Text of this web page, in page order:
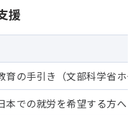
援
育の手引き（文部科学省ホ
本での就労を希望する方へ